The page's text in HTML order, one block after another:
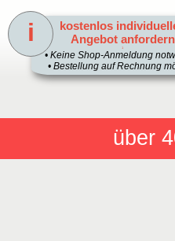
über
Home
kostenlos
Angebot anfordern
1
• Keine Shop-Anmeldung
• Bestellung auf Rechnung
i